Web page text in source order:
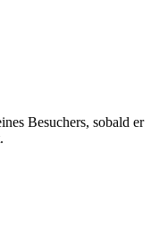
Besuchers, sobald er